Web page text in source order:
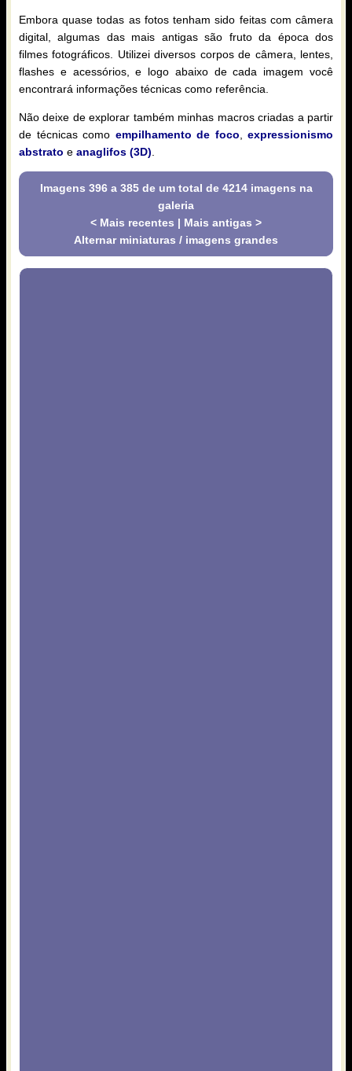
Embora quase todas as fotos tenham sido feitas com câmera
digital, algumas das mais antigas são fruto da época dos
filmes fotográficos. Utilizei diversos corpos de câmera, lentes,
flashes e acessórios, e logo abaixo de cada imagem você
encontrará informações técnicas como referência.
Não deixe de explorar também minhas macros criadas a partir
de técnicas como empilhamento de foco
expressionismo
abstrato e anaglifos (3D)
Imagens 396 a 385 de um total de 4214 imagens na
galeria
< Mais recentes | Mais antigas >
Alternar miniaturas / imagens grandes